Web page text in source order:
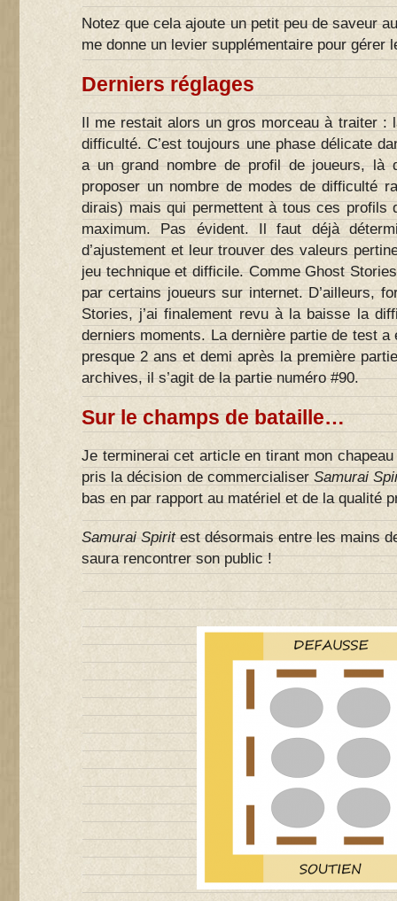
Notez que cela ajoute un petit peu de saveur
me donne un levier supplémentaire pour gérer
Derniers réglages
Il me restait alors un gros morceau à traiter :
difficulté. C’est toujours une phase délicate
a un grand nombre de profil de joueurs, là
proposer un nombre de modes de difficulté
dirais) mais qui permettent à tous ces profils
maximum. Pas évident. Il faut déjà
d’ajustement et leur trouver des valeurs
jeu technique et difficile. Comme Ghost
par certains joueurs sur internet. D’ailleurs,
Stories, j’ai finalement revu à la baisse la
derniers moments. La dernière partie de test
presque 2 ans et demi après la première
archives, il s’agit de la partie numéro #90.
Sur le champs de bataille…
Je terminerai cet article en tirant mon
pris la décision de commercialiserSamurai
bas en par rapport au matériel et de la qualité
Samurai Spiritest désormais entre les mains
saura rencontrer son public !